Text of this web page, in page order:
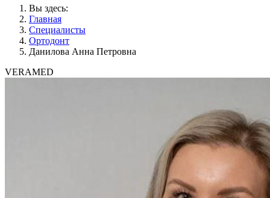
Вы здесь:
Главная
Специалисты
Ортодонт
Данилова Анна Петровна
VERAMED